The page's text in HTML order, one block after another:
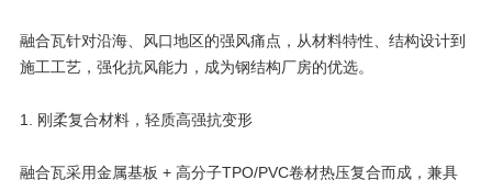
融合瓦针对沿海、风口地区的强风痛点，从材料特性、结构设计到
施工工艺，强化抗风能力，成为钢结构厂房的优选。
1. 刚柔复合材料，轻质高强抗变形
融合瓦采用金属基板 + 高分子TPO/PVC卷材热压复合而成，兼具